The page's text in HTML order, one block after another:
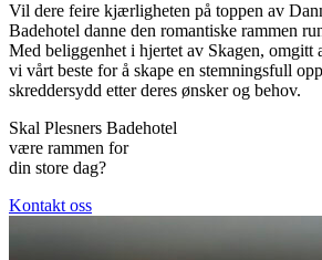
Vil dere feire kjærligheten på toppen av
Badehotel danne den romantiske rammen
Med beliggenhet i hjertet av Skagen, omgitt
vi vårt beste for å skape en stemningsfull
skreddersydd etter deres ønsker og behov.
Skal Plesners Badehotel
være rammen for
din store dag?
Kontakt oss